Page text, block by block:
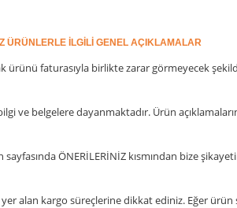
ÜRÜNLERLE İLGİLİ GENEL AÇIKLAMALAR
faturasıyla birlikte zarar görmeyecek
belgelere dayanmaktadır. Ürün
ÖNERİLERİNİZ kısmından bize
kargo süreçlerine dikkat ediniz. Eğer ürün